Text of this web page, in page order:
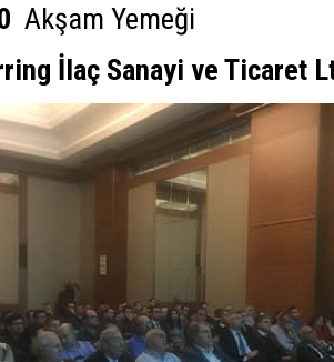
Akşam Yemeği
İlaç Sanayi ve Ticaret